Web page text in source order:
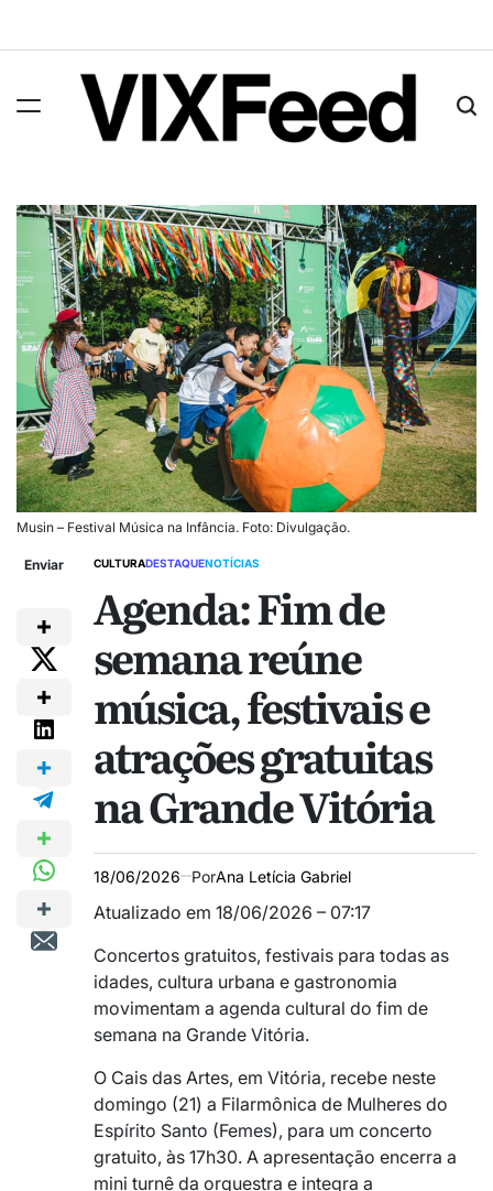
Musin – Festival Música na Infância. Foto: Divulgação.
Enviar CULTURADESTAQUENOTÍCIAS
Agenda: Fim de
semana reúne
música, festivais e
atrações gratuitas
na Grande Vitória
18/06/2026 PorAna Letícia Gabriel
Atualizado em 18/06/2026 – 07:17
Concertos gratuitos, festivais para todas as
idades, cultura urbana e gastronomia
movimentam a agenda cultural do fim de
semana na Grande Vitória.
O Cais das Artes, em Vitória, recebe neste
domingo (21) a Filarmônica de Mulheres do
Espírito Santo (Femes), para um concerto
gratuito, às 17h30. A apresentação encerra a
mini turnê da orquestra e integra a